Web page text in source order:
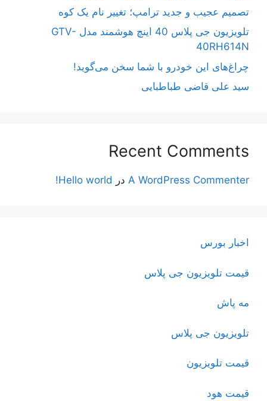
تصمیم عجیب و جدید ترامپ؛ تغییر نام یک کوه
تلویزیون جی پلاس 40 اینچ هوشمند مدل GTV-
40RH614N
چراغ‌های این خودرو با شما سخن می‌گوید!
سید علی قاضی طباطبایی
Recent Comments
A WordPress Commenter در Hello world!
اخبار بورس
قیمت تلویزیون جی پلاس
مه پاش
تلویزیون جی پلاس
قیمت تلویزیون
قیمت هود